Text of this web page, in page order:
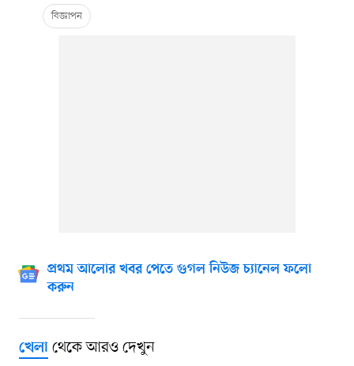
প্রথম আলোর খবর পেতে গুগল নিউজ চ্যানেল ফলো
করুন
খেলাথেকে আরও দেখুন